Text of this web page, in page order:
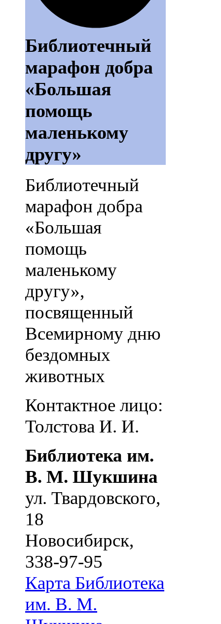
Библиотечный
марафон добра
«Большая
помощь
маленькому
другу»
Библиотечный
марафон добра
«Большая
помощь
маленькому
другу»,
посвященный
Всемирному дню
бездомных
животных
Контактное лицо:
Толстова И. И.
Библиотека им.
В. М. Шукшина
ул. Твардовского,
18
Новосибирск,
338-97-95
Карта Библиотека
им. В. М.